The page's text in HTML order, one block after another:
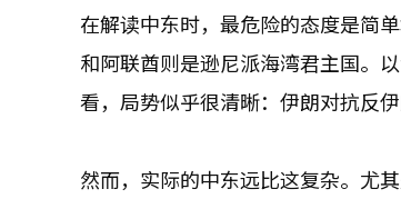
在解读中东时，最危险的态度是简
和阿联酋则是逊尼派海湾君主国。
看，局势似乎很清晰：伊朗对抗反
然而，实际的中东远比这复杂。尤